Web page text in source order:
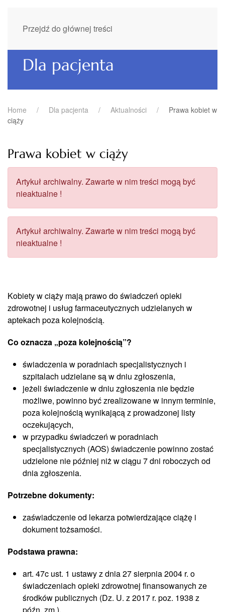
Przejdź do głównej treści
Dla pacjenta
Home Dla pacjenta Aktualności
Prawa kobiet w
ciąży
Prawa kobiet w ciąży
Artykuł archiwalny. Zawarte w nim treści mogą być
nieaktualne !
Artykuł archiwalny. Zawarte w nim treści mogą być
nieaktualne !
Kobiety w ciąży mają prawo do świadczeń opieki
zdrowotnej i usług farmaceutycznych udzielanych w
aptekach poza kolejnością.
Co oznacza „poza kolejnością”?
świadczenia w poradniach specjalistycznych i
szpitalach udzielane są w dniu zgłoszenia,
jeżeli świadczenie w dniu zgłoszenia nie będzie
możliwe, powinno być zrealizowane w innym terminie,
poza kolejnością wynikającą z prowadzonej listy
oczekujących,
w przypadku świadczeń w poradniach
specjalistycznych (AOS) świadczenie powinno zostać
udzielone nie później niż w ciągu 7 dni roboczych od
dnia zgłoszenia.
Potrzebne dokumenty:
zaświadczenie od lekarza potwierdzające ciążę i
dokument tożsamości.
Podstawa prawna:
art. 47c ust. 1 ustawy z dnia 27 sierpnia 2004 r. o
świadczeniach opieki zdrowotnej finansowanych ze
środków publicznych (Dz. U. z 2017 r. poz. 1938 z